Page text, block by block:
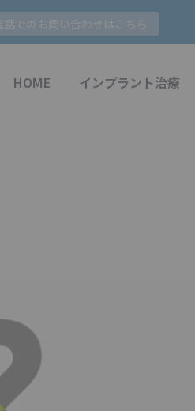
話でのお問い合わせはこちら
HOME インプラント治療